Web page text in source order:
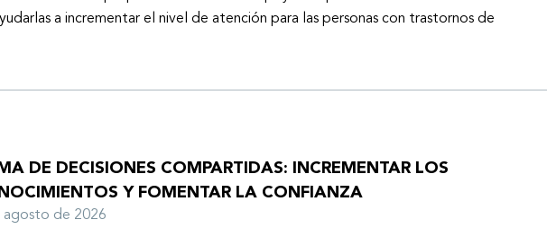
a incrementar el nivel de atención para las personas con trastornos de
DE DECISIONES COMPARTIDAS: INCREMENTAR LOS
Y FOMENTAR LA CONFIANZA
agosto de 2026